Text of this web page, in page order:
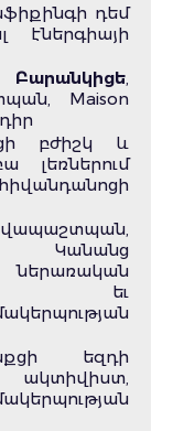
դեմ
էներգիայի
Maison
բժիշկ և
լեռներում
Կանանց
ներառական
եւ
եզդի